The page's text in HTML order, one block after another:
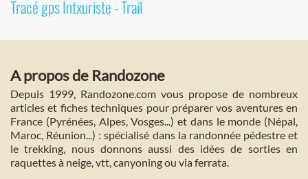
Tracé gps Intxuriste - Trail
A propos de Randozone
Depuis 1999, Randozone.com vous propose de nombreux
articles et fiches techniques pour préparer vos aventures en
France (Pyrénées, Alpes, Vosges...) et dans le monde (Népal,
Maroc, Réunion...) : spécialisé dans la randonnée pédestre et
le trekking, nous donnons aussi des idées de sorties en
raquettes à neige, vtt, canyoning ou via ferrata.